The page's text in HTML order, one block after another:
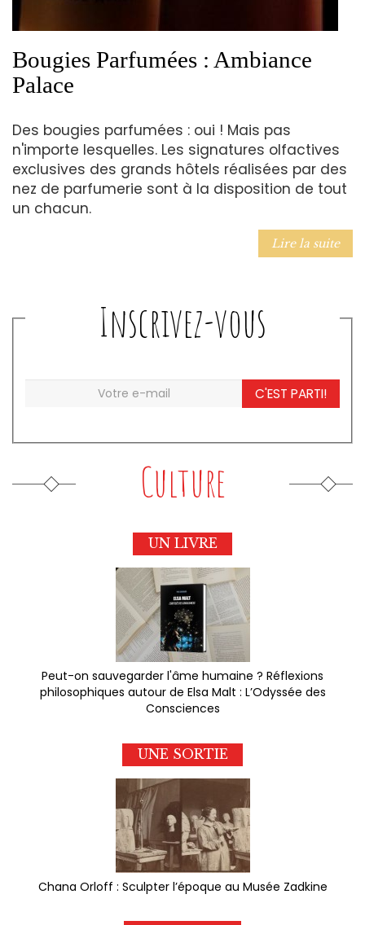
Bougies Parfumées : Ambiance
Palace
Des bougies parfumées : oui ! Mais pas
n'importe lesquelles. Les signatures olfactives
exclusives des grands hôtels réalisées par des
nez de parfumerie sont à la disposition de tout
un chacun.
Lire la suite
Inscrivez-vous
C'EST PARTI!
Culture
UN LIVRE
Peut-on sauvegarder l'âme humaine ? Réflexions
philosophiques autour de Elsa Malt : L’Odyssée des
Consciences
UNE SORTIE
Chana Orloff : Sculpter l’époque au Musée Zadkine